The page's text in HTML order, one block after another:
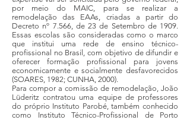
por meio do MAIC, para se realizar a
remodelação das EAAs, criadas a partir do
Decreto nº 7.566, de 23 de Setembro de 1909.
Essas escolas são consideradas como o marco
que institui uma rede de ensino técnico-
profissional no Brasil, com objetivo de difundir e
oferecer formação profissional para jovens
economicamente e socialmente desfavorecidos
(SOARES, 1982; CUNHA, 2000).
Para compor a comissão de remodelação, João
Lüderitz contratou uma equipe de professores
do próprio Instituto Parobé, também conhecido
como Instituto Técnico-Profissional de Porto